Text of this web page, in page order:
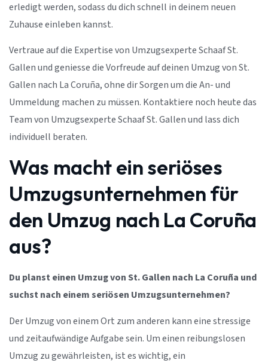
erledigt werden, sodass du dich schnell in deinem neuen
Zuhause einleben kannst.
Vertraue auf die Expertise von Umzugsexperte Schaaf St.
Gallen und geniesse die Vorfreude auf deinen Umzug von St.
Gallen nach La Coruña, ohne dir Sorgen um die An- und
Ummeldung machen zu müssen. Kontaktiere noch heute das
Team von Umzugsexperte Schaaf St. Gallen und lass dich
individuell beraten.
Was macht ein seriöses
Umzugsunternehmen für
den Umzug nach La Coruña
aus?
Du planst einen Umzug von St. Gallen nach La Coruña und
suchst nach einem seriösen Umzugsunternehmen?
Der Umzug von einem Ort zum anderen kann eine stressige
und zeitaufwändige Aufgabe sein. Um einen reibungslosen
Umzug zu gewährleisten, ist es wichtig, ein